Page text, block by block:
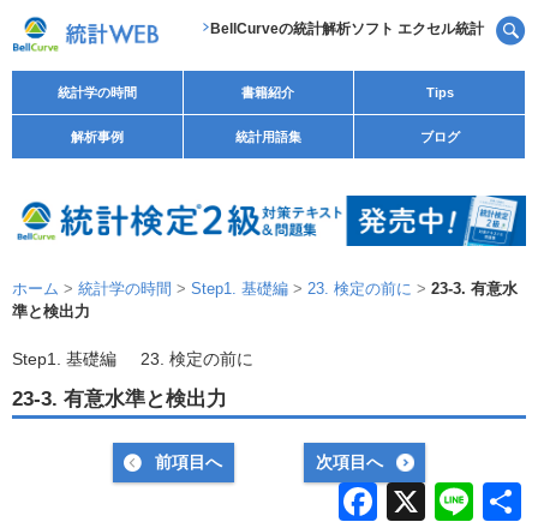
BellCurveの統計解析ソフト エクセル統計
統計学の時間 書籍紹介 Tips
解析事例 統計用語集 ブログ
ホーム > 統計学の時間 > Step1. 基礎編 > 23. 検定の前に > 23-3. 有意水
準と検出力
Step1. 基礎編 23. 検定の前に
23-3. 有意水準と検出力
前項目へ 次項目へ
F
X
Li